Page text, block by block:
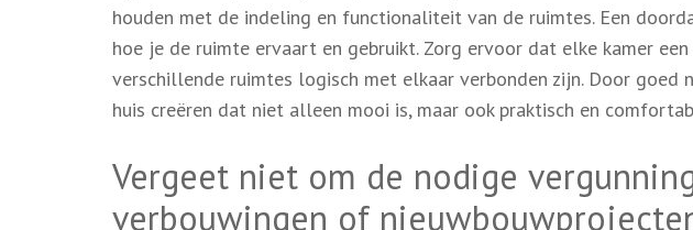
houden met de indeling en functionaliteit van de ruimtes. Een
hoe je de ruimte ervaart en gebruikt. Zorg ervoor dat elke kamer
verschillende ruimtes logisch met elkaar verbonden zijn. Door goed
huis creëren dat niet alleen mooi is, maar ook praktisch en
Vergeet niet om de nodige
verbouwingen of